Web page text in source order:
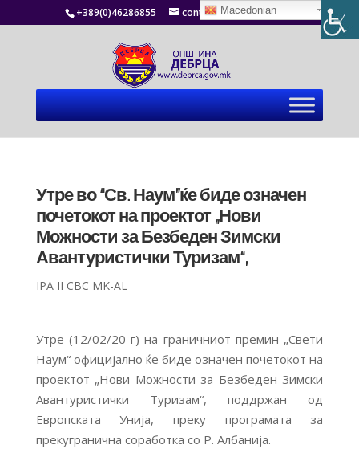
+389(0)46286855 contact@debrca.gov.mk
Утре во “Св. Наум”ќе биде означен
почетокот на проектот „Нови
Можности за Безбеден Зимски
Авантуристички Туризам“,
IPA II CBC MK-AL
Утре (12/02/20 г) на граничниот премин „Свети
Наум“ официјално ќе биде означен почетокот на
проектот „Нови Можности за Безбеден Зимски
Авантуристички Туризам“, поддржан од
Европската Унија, преку програмата за
прекугранична соработка со Р. Албанија.
Macedonian